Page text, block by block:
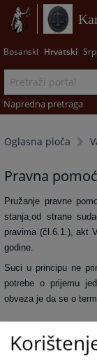
Bosanski Hrvatski
Napredna pretraga
Oglasna ploča
Pravna pomoć
Pružanje pravne
stanja,od strane
pravima (čl.6.1.), akt
godine.
Suci u principu ne
potrebe o prijemu
obveza je da se o